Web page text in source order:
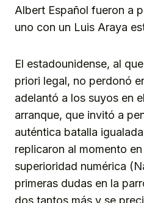
Albert Español fueron a
uno con un Luis Araya
El estadounidense, al
priori legal, no perdonó
adelantó a los suyos en
arranque, que invitó a
auténtica batalla
replicaron al momento
superioridad numérica
primeras dudas en la
dos tantos más y se